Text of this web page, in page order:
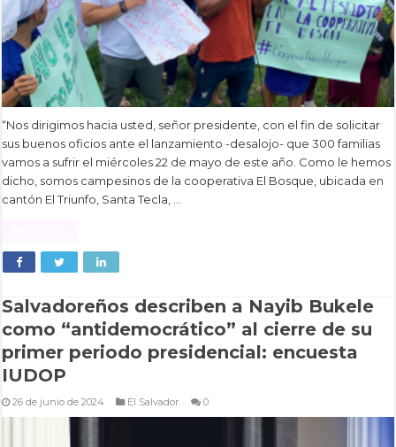
“Nos dirigimos hacia usted, señor presidente, con el fin de solicitar
sus buenos oficios ante el lanzamiento -desalojo- que 300 familias
vamos a sufrir el miércoles 22 de mayo de este año. Como le hemos
dicho, somos campesinos de la cooperativa El Bosque, ubicada en
cantón El Triunfo, Santa Tecla, …
Salvadoreños describen a Nayib Bukele
como “antidemocrático” al cierre de su
primer periodo presidencial: encuesta
IUDOP
26 de junio de 2024 El Salvador 0